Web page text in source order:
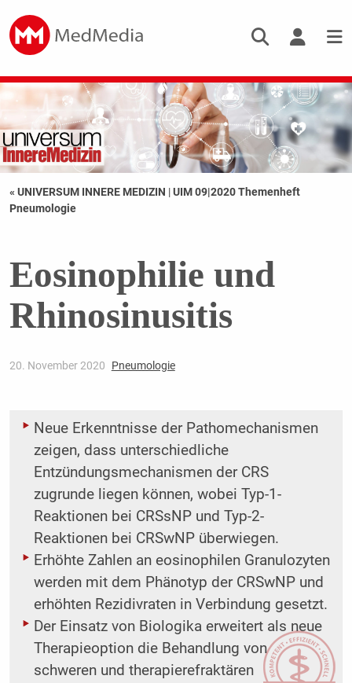
« UNIVERSUM INNERE MEDIZIN |UIM 09|2020 Themenheft
Pneumologie
Eosinophilie und
Rhinosinusitis
20. November 2020 Pneumologie
Neue Erkenntnisse der Pathomechanismen
zeigen, dass unterschiedliche
Entzündungsmechanismen der CRS
zugrunde liegen können, wobei Typ-1-
Reaktionen bei CRSsNP und Typ-2-
Reaktionen bei CRSwNP überwiegen.
Erhöhte Zahlen an eosinophilen Granulozyten
werden mit dem Phänotyp der CRSwNP und
erhöhten Rezidivraten in Verbindung gesetzt.
Der Einsatz von Biologika erweitert als neue
Therapieoption die Behandlung von
schweren und therapierefraktären